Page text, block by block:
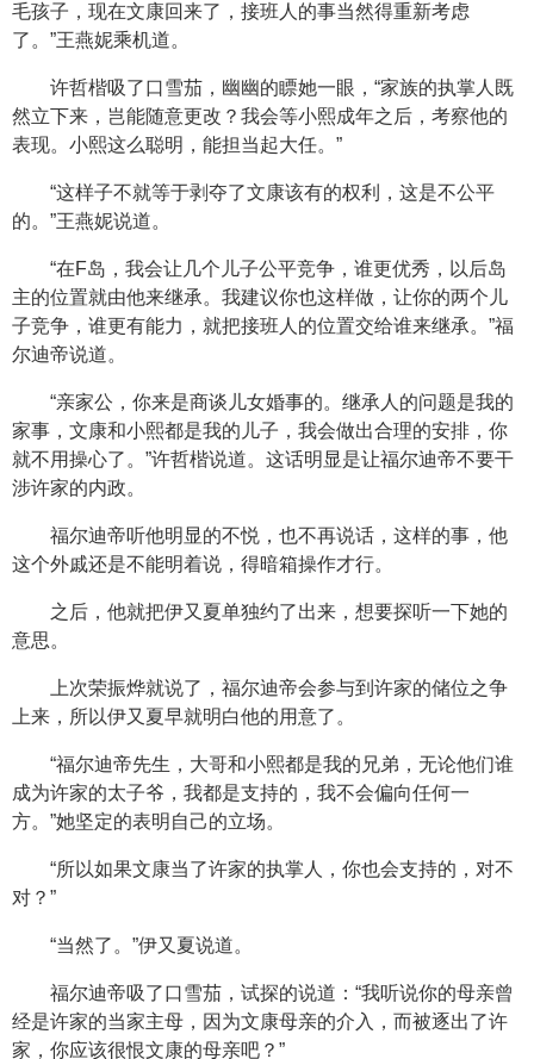
毛孩子，现在文康回来了，接班人的事当然得重新考虑
了。”王燕妮乘机道。
许哲楷吸了口雪茄，幽幽的瞟她一眼，“家族的执掌人既
然立下来，岂能随意更改？我会等小熙成年之后，考察他的
表现。小熙这么聪明，能担当起大任。”
“这样子不就等于剥夺了文康该有的权利，这是不公平
的。”王燕妮说道。
“在F岛，我会让几个儿子公平竞争，谁更优秀，以后岛
主的位置就由他来继承。我建议你也这样做，让你的两个儿
子竞争，谁更有能力，就把接班人的位置交给谁来继承。”福
尔迪帝说道。
“亲家公，你来是商谈儿女婚事的。继承人的问题是我的
家事，文康和小熙都是我的儿子，我会做出合理的安排，你
就不用操心了。”许哲楷说道。这话明显是让福尔迪帝不要干
涉许家的内政。
福尔迪帝听他明显的不悦，也不再说话，这样的事，他
这个外戚还是不能明着说，得暗箱操作才行。
之后，他就把伊又夏单独约了出来，想要探听一下她的
意思。
上次荣振烨就说了，福尔迪帝会参与到许家的储位之争
上来，所以伊又夏早就明白他的用意了。
“福尔迪帝先生，大哥和小熙都是我的兄弟，无论他们谁
成为许家的太子爷，我都是支持的，我不会偏向任何一
方。”她坚定的表明自己的立场。
“所以如果文康当了许家的执掌人，你也会支持的，对不
对？”
“当然了。”伊又夏说道。
福尔迪帝吸了口雪茄，试探的说道：“我听说你的母亲曾
经是许家的当家主母，因为文康母亲的介入，而被逐出了许
家，你应该很恨文康的母亲吧？”